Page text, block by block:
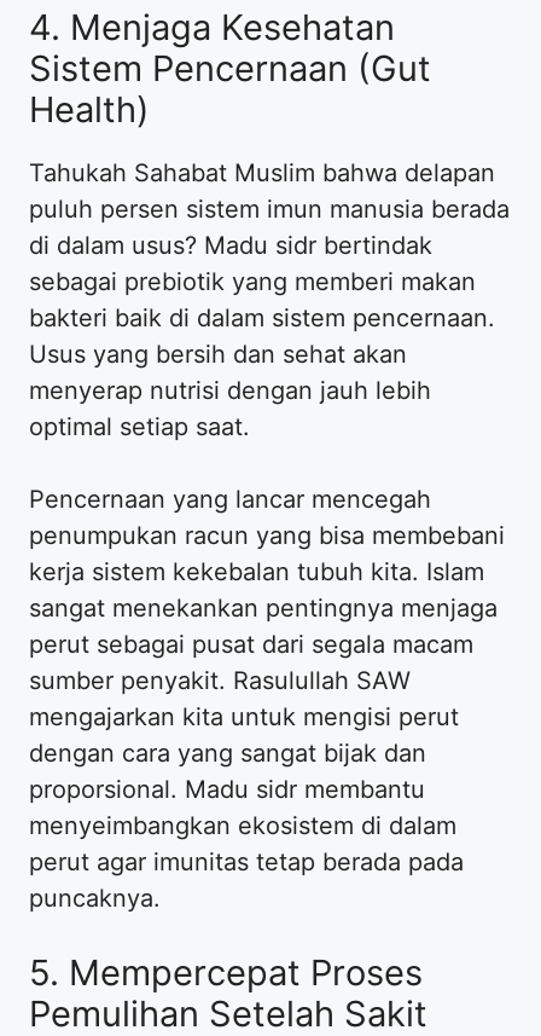
4. Menjaga Kesehatan
Sistem Pencernaan (Gut
Health)
Tahukah Sahabat Muslim bahwa delapan
puluh persen sistem imun manusia berada
di dalam usus? Madu sidr bertindak
sebagai prebiotik yang memberi makan
bakteri baik di dalam sistem pencernaan.
Usus yang bersih dan sehat akan
menyerap nutrisi dengan jauh lebih
optimal setiap saat.
Pencernaan yang lancar mencegah
penumpukan racun yang bisa membebani
kerja sistem kekebalan tubuh kita. Islam
sangat menekankan pentingnya menjaga
perut sebagai pusat dari segala macam
sumber penyakit. Rasulullah SAW
mengajarkan kita untuk mengisi perut
dengan cara yang sangat bijak dan
proporsional. Madu sidr membantu
menyeimbangkan ekosistem di dalam
perut agar imunitas tetap berada pada
puncaknya.
5. Mempercepat Proses
Pemulihan Setelah Sakit